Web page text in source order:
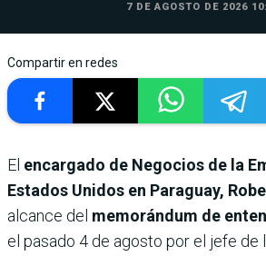
7 DE AGOSTO DE 2026
Compartir en redes
El encargado de Negocios de la
Estados Unidos en Paraguay,
alcance del memorándum de
el pasado 4 de agosto por el jefe de